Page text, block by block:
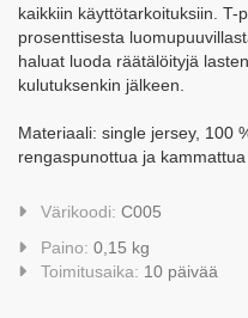
kaikkiin käyttötarkoituksiin. T-
prosenttisesta
haluat luoda räätälöityjä
kulutuksenkin jälkeen.
Materiaali: single jersey, 100
rengaspunottua ja
Värikoodi: C005
Paino: 0,15 kg
Toimitusaika: 10 päivää